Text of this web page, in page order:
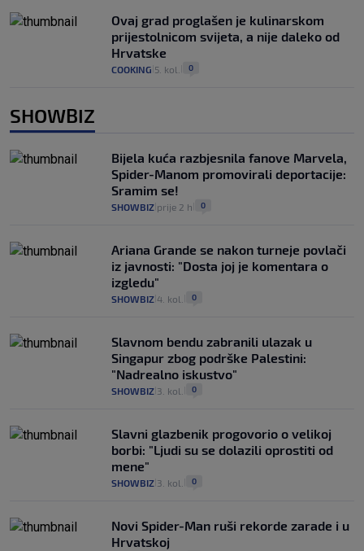
Ovaj grad proglašen je kulinarskom
prijestolnicom svijeta, a nije daleko od
Hrvatske
COOKING 5. kol. 0
SHOWBIZ
Bijela kuća razbjesnila fanove Marvela,
Spider-Manom promovirali deportacije:
Sramim se!
SHOWBIZ prije 2 h 0
Ariana Grande se nakon turneje povlači
iz javnosti: "Dosta joj je komentara o
izgledu"
SHOWBIZ 4. kol. 0
Slavnom bendu zabranili ulazak u
Singapur zbog podrške Palestini:
"Nadrealno iskustvo"
SHOWBIZ 3. kol. 0
Slavni glazbenik progovorio o velikoj
borbi: "Ljudi su se dolazili oprostiti od
mene"
SHOWBIZ 3. kol. 0
Novi Spider-Man ruši rekorde zarade i u
Hrvatskoj